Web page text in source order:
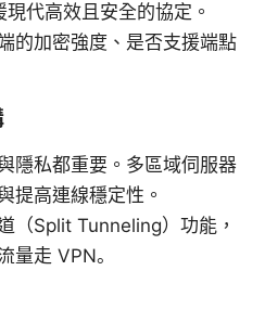
代高效且安全的協定。
的加密強度、是否支援端點
隱私都重要。多區域伺服器
提高連線穩定性。
（Split Tunneling）功能，
量走 VPN。